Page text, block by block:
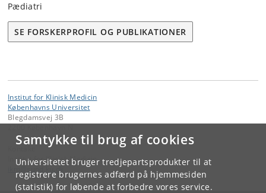
Samtykke til brug af cookies
Universitetet bruger tredjepartsprodukter til at
registrere brugernes adfærd på hjemmesiden
(statistik) for løbende at forbedre vores service.
Pædiatri
SE FORSKERPROFIL OG PUBLIKATIONER
Institut for Klinisk Medicin
Københavns Universitet
Blegdamsvej 3B
Institut for Klinisk Medicin